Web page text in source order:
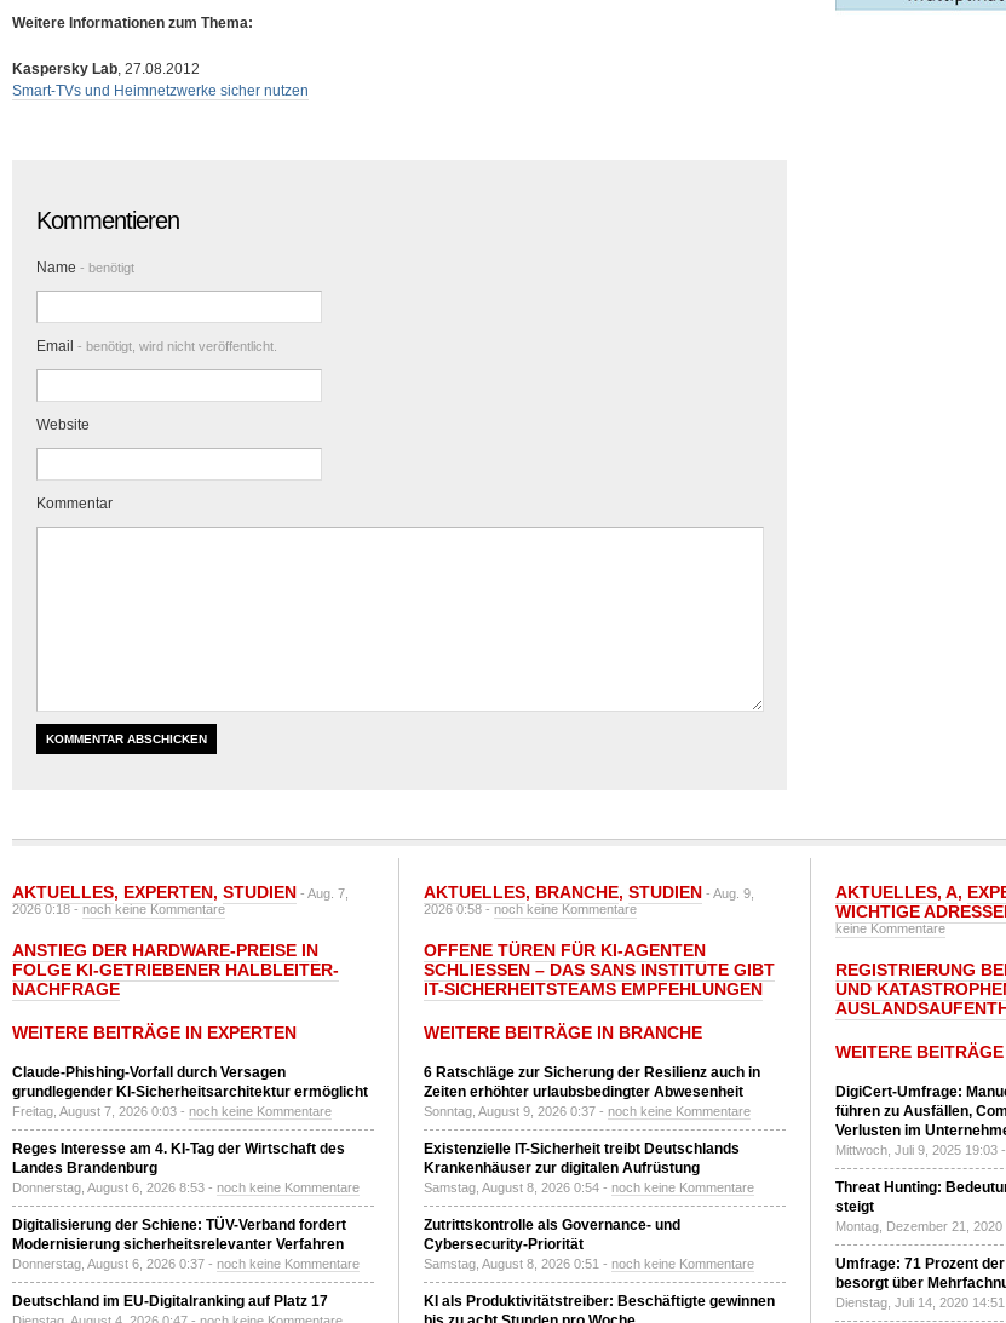
Weitere Informationen zum Thema:
Kaspersky Lab, 27.08.2012
Smart-TVs und Heimnetzwerke sicher nutzen
Kommentieren
Name - benötigt
Email - benötigt, wird nicht veröffentlicht.
Website
Kommentar
AKTUELLES, EXPERTEN, STUDIEN - Aug. 7,
2026 0:18 -noch keine Kommentare
ANSTIEG DER HARDWARE-PREISE IN
FOLGE KI-GETRIEBENER HALBLEITER-
NACHFRAGE
WEITERE BEITRÄGE IN EXPERTEN
Claude-Phishing-Vorfall durch Versagen
grundlegender KI-Sicherheitsarchitektur ermöglicht
Freitag, August 7, 2026 0:03 - noch keine Kommentare
Reges Interesse am 4. KI-Tag der Wirtschaft des
Landes Brandenburg
Donnerstag, August 6, 2026 8:53 - noch keine Kommentare
Digitalisierung der Schiene: TÜV-Verband fordert
Modernisierung sicherheitsrelevanter Verfahren
Donnerstag, August 6, 2026 0:37 - noch keine Kommentare
Deutschland im EU-Digitalranking auf Platz 17
AKTUELLES, BRANCHE, STUDIEN - Aug. 9,
2026 0:58 -noch keine Kommentare
OFFENE TÜREN FÜR KI-AGENTEN
SCHLIESSEN – DAS SANS INSTITUTE GIBT I
T-SICHERHEITSTEAMS EMPFEHLUNGEN
WEITERE BEITRÄGE IN BRANCHE
6 Ratschläge zur Sicherung der Resilienz auch in
Zeiten erhöhter urlaubsbedingter Abwesenheit
Sonntag, August 9, 2026 0:37 - noch keine Kommentare
Existenzielle IT-Sicherheit treibt Deutschlands
Krankenhäuser zur digitalen Aufrüstung
Samstag, August 8, 2026 0:54 - noch keine Kommentare
Zutrittskontrolle als Governance- und
Cybersecurity-Priorität
Samstag, August 8, 2026 0:51 - noch keine Kommentare
KI als Produktivitätstreiber: Beschäftigte gewinnen
AKTUELLES, A,
WICHTIGE
keine Kommentare
REGISTRIERUNG
UND
WEITERE
DigiCert-Umfrage:
führen zu Ausfällen,
Verlusten im
Mittwoch, Juli 9, 2025 19:03 -
Threat Hunting:
steigt
Montag, Dezember 21, 2020
Umfrage: 71 Prozent
besorgt über
Dienstag, Juli 14, 2020